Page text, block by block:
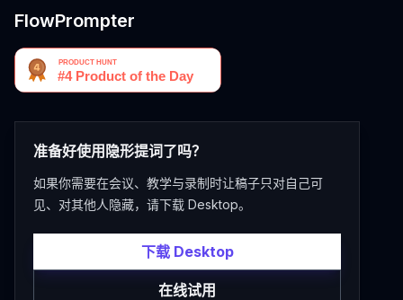
FlowPrompter
准备好使用隐形提词了吗？
如果你需要在会议、教学与录制时让稿子只对自己可
见、对其他人隐藏，请下载 Desktop。
下载 Desktop
在线试用